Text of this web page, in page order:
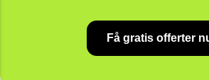
Få gratis offerter